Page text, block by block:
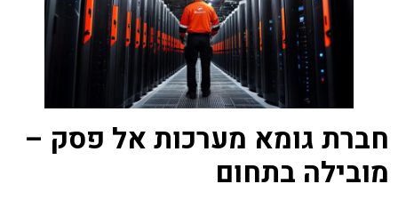
חברת גומא מערכות אל פסק –
מובילה בתחום